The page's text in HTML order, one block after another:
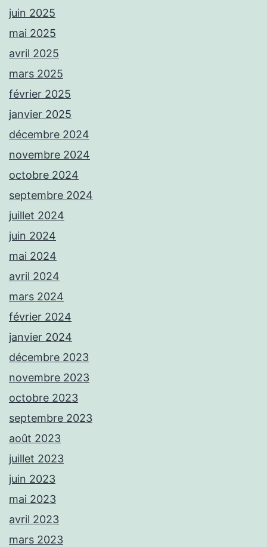
juin 2025
mai 2025
avril 2025
mars 2025
février 2025
janvier 2025
décembre 2024
novembre 2024
octobre 2024
septembre 2024
juillet 2024
juin 2024
mai 2024
avril 2024
mars 2024
février 2024
janvier 2024
décembre 2023
novembre 2023
octobre 2023
septembre 2023
août 2023
juillet 2023
juin 2023
mai 2023
avril 2023
mars 2023